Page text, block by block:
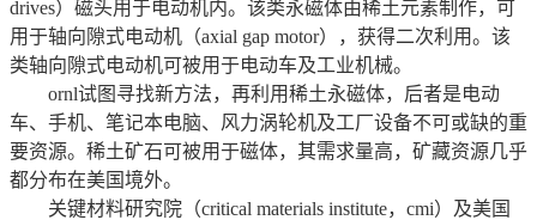
drives）磁头用于电动机内。该类永磁体由稀土元素制作，可
用于轴向隙式电动机（axial gap motor），获得二次利用。该
类轴向隙式电动机可被用于电动车及工业机械。
ornl试图寻找新方法，再利用稀土永磁体，后者是电动
车、手机、笔记本电脑、风力涡轮机及工厂设备不可或缺的重
要资源。稀土矿石可被用于磁体，其需求量高，矿藏资源几乎
都分布在美国境外。
关键材料研究院（critical materials institute，cmi）及美国